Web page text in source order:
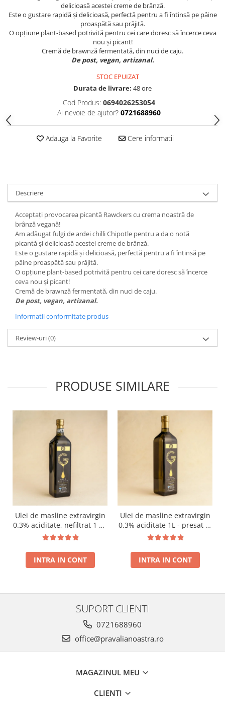
delicioasă acestei creme de brânză.
Este o gustare rapidă și delicioasă, perfectă pentru a fi întinsă pe pâine
proaspătă sau prăjită.
O opțiune plant-based potrivită pentru cei care doresc să încerce ceva
nou și picant!
Cremă de brawnză fermentată, din nuci de caju.
De post, vegan, artizanal.
STOC EPUIZAT
Durata de livrare: 48 ore
Cod Produs: 0694026253054
Ai nevoie de ajutor? 0721688960
Adauga la Favorite Cere informatii
Descriere
Acceptați provocarea picantă Rawckers cu crema noastră de
brânză vegană!
Am adăugat fulgi de ardei chilli Chipotle pentru a da o notă
picantă și delicioasă acestei creme de brânză.
Este o gustare rapidă și delicioasă, perfectă pentru a fi întinsă pe
pâine proaspătă sau prăjită.
O opțiune plant-based potrivită pentru cei care doresc să încerce
ceva nou și picant!
Cremă de brawnză fermentată, din nuci de caju.
De post, vegan, artizanal.
Informatii conformitate produs
Review-uri(0)
PRODUSE SIMILARE
Ulei de masline extravirgin
0.3% aciditate, nefiltrat 1 L -
presat la rece RECOLTA
INTRA IN CONT
Ulei de masline extravirgin
0.3% aciditate 1L - presat la
rece RECOLTA NOUA
INTRA IN CONT
SUPORT CLIENTI
0721688960
office@pravalianoastra.ro
MAGAZINUL MEU
CLIENTI